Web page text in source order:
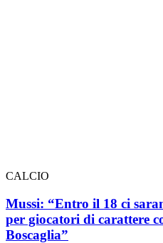
CALCIO
Mussi: “Entro il 18 ci
per giocatori di carattere
Boscaglia”